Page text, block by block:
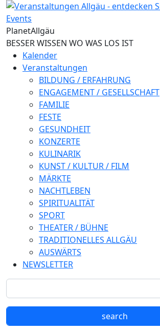
Direkt zum Inhalt
PlanetAllgäu
BESSER WISSEN WO WAS LOS IST
Kalender
Veranstaltungen
BILDUNG / ERFAHRUNG
ENGAGEMENT / GESELLSCHAFT
FAMILIE
FESTE
GESUNDHEIT
KONZERTE
KULINARIK
KUNST / KULTUR / FILM
MÄRKTE
NACHTLEBEN
SPIRITUALITÄT
SPORT
THEATER / BÜHNE
TRADITIONELLES ALLGÄU
AUSWÄRTS
NEWSLETTER